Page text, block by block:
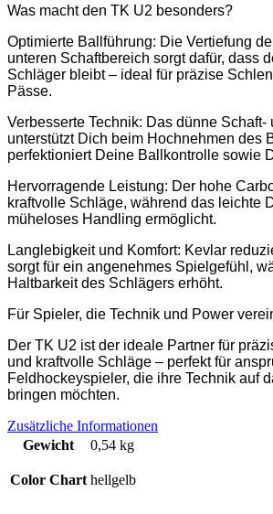
Was macht den TK U2 besonders?
Optimierte Ballführung: Die Vertiefung
unteren Schaftbereich sorgt dafür, dass
Schläger bleibt– ideal für präzise
Pässe.
Verbesserte Technik: Das dünne Schaft-
unterstützt Dich beim Hochnehmen des
perfektioniert Deine Ballkontrolle sowie
Hervorragende Leistung: Der hohe
kraftvolle Schläge, während das leichte
müheloses Handling ermöglicht.
Langlebigkeit und Komfort: Kevlar
sorgt für ein angenehmes Spielgefühl,
Haltbarkeit des Schlägers erhöht.
Für Spieler, die Technik und Power
Der TK U2 ist der ideale Partner für
und kraftvolle Schläge – perfekt für
Feldhockeyspieler, die ihre Technik auf
bringen möchten.
Zusätzliche Informationen
Gewicht
0,54 kg
Color Chart hellgelb